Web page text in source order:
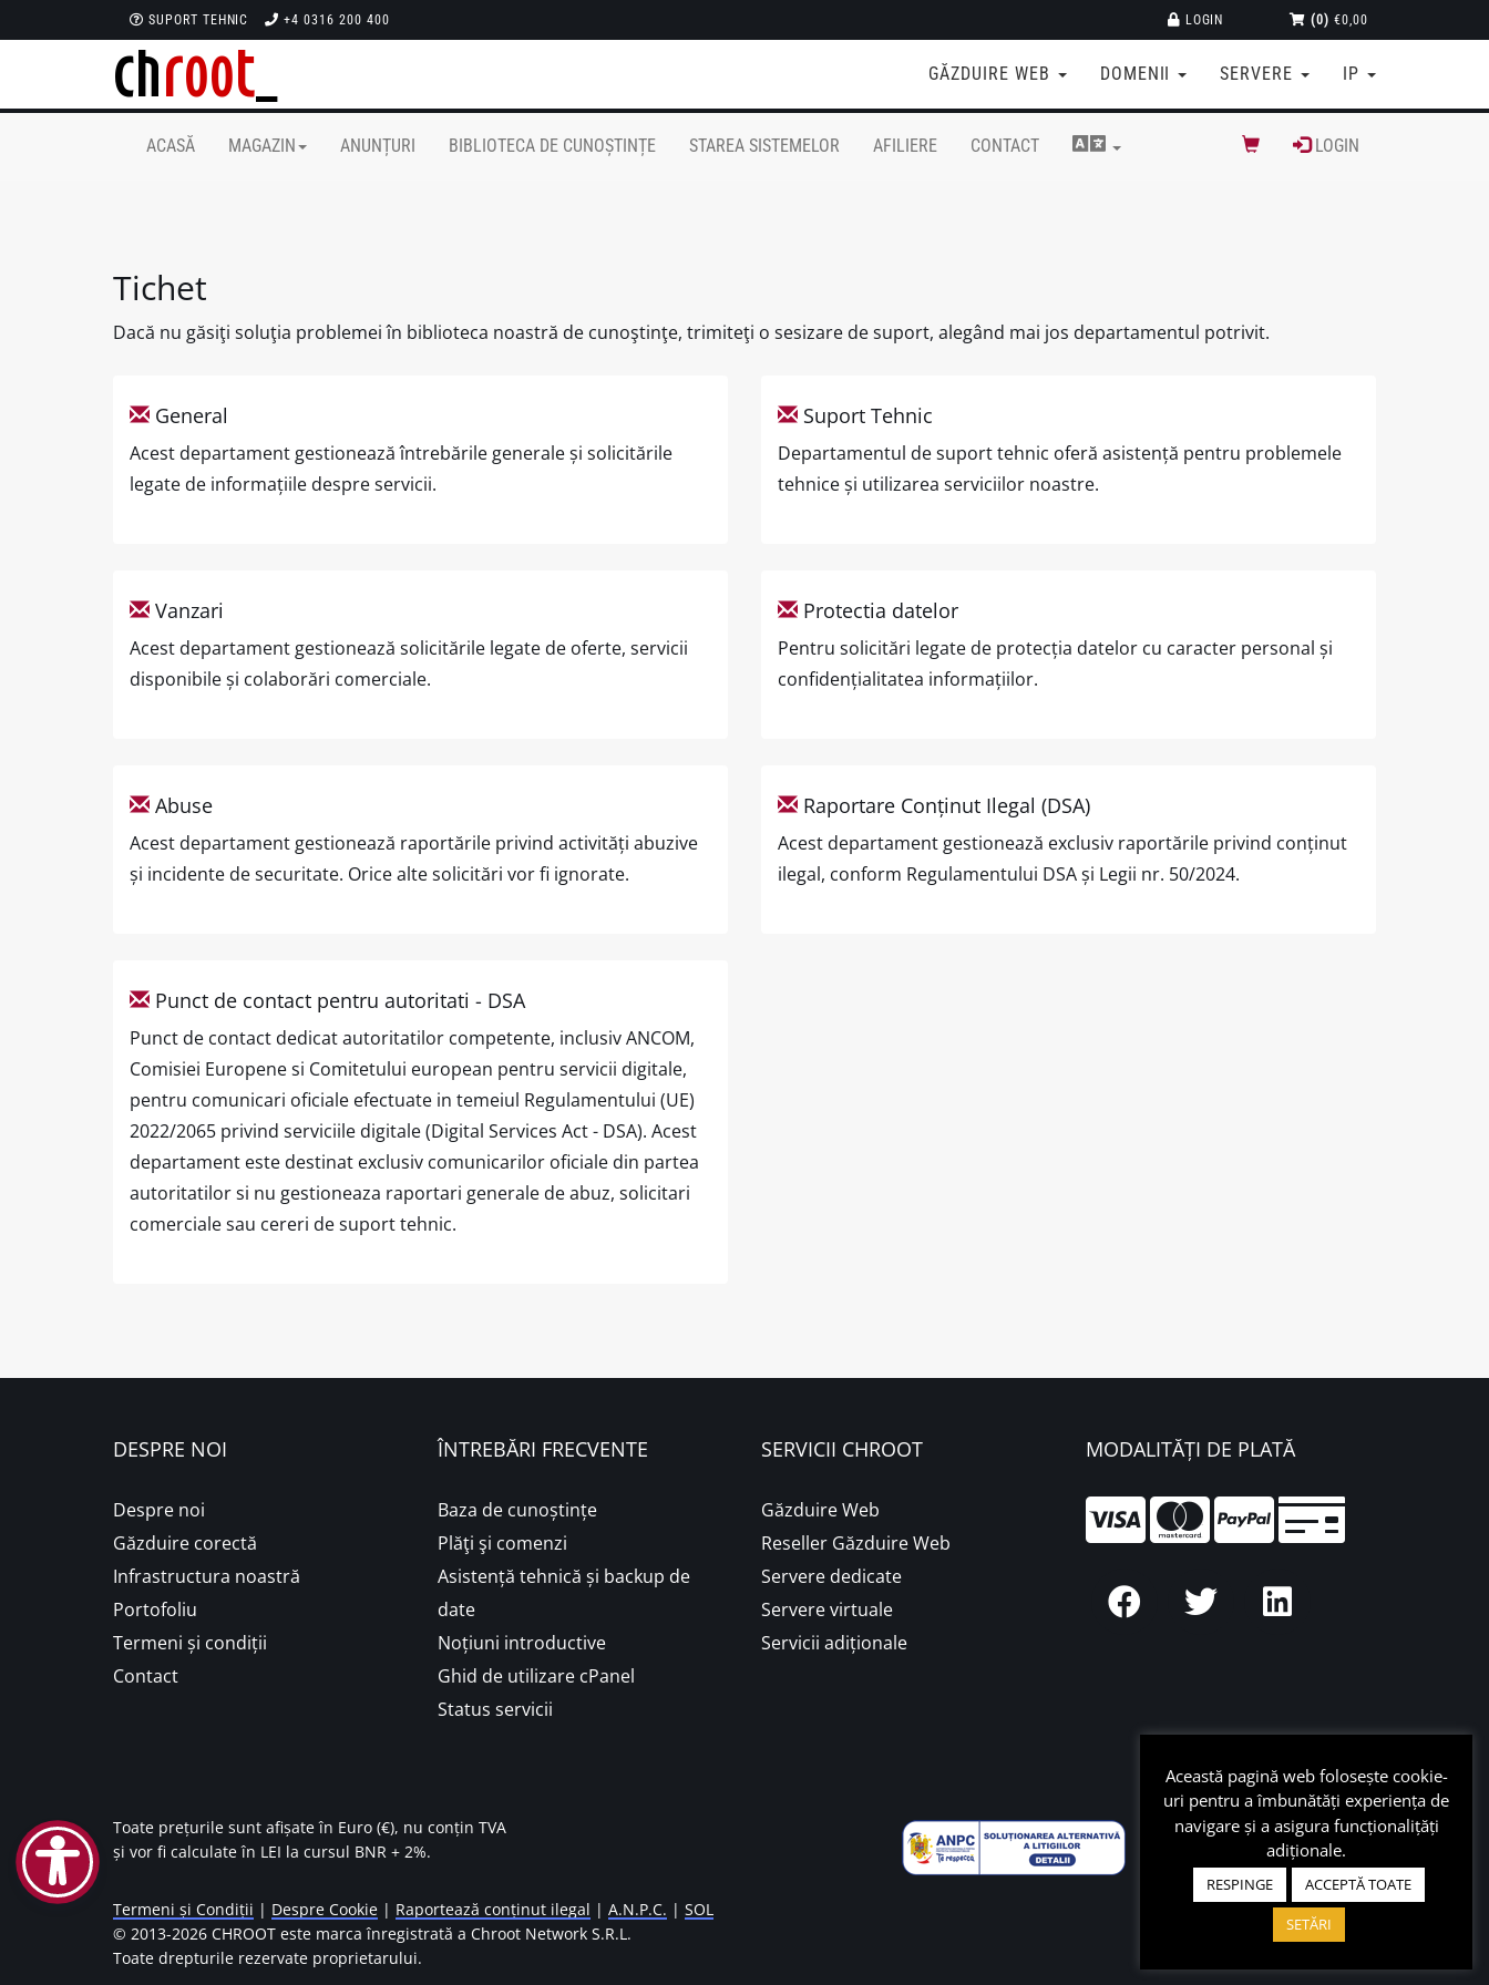
SUPORT TEHNIC +4 0316 200 400 (0) €0,00
LOGIN
GĂZDUIRE WEB DOMENII SERVERE IP
ACASĂ MAGAZIN ANUNȚURI BIBLIOTECA DE CUNOȘTINȚE STAREA SISTEMELOR AFILIERE CONTACT LOGIN
Tichet
Dacă nu găsiţi soluţia problemei în biblioteca noastră de cunoştinţe, trimiteţi o sesizare de suport, alegând mai jos departamentul potrivit.
General
Acest departament gestionează întrebările generale și solicitările
legate de informațiile despre servicii.
Suport Tehnic
Departamentul de suport tehnic oferă asistență pentru problemele
tehnice și utilizarea serviciilor noastre.
Vanzari
Acest departament gestionează solicitările legate de oferte, servicii
disponibile și colaborări comerciale.
Protectia datelor
Pentru solicitări legate de protecția datelor cu caracter personal și
confidențialitatea informațiilor.
Abuse
Acest departament gestionează raportările privind activități abuzive
și incidente de securitate. Orice alte solicitări vor fi ignorate.
Raportare Conținut Ilegal (DSA)
Acest departament gestionează exclusiv raportările privind conținut
ilegal, conform Regulamentului DSA și Legii nr. 50/2024.
Punct de contact pentru autoritati - DSA
Punct de contact dedicat autoritatilor competente, inclusiv ANCOM,
Comisiei Europene si Comitetului european pentru servicii digitale,
pentru comunicari oficiale efectuate in temeiul Regulamentului (UE)
2022/2065 privind serviciile digitale (Digital Services Act - DSA). Acest
departament este destinat exclusiv comunicarilor oficiale din partea
autoritatilor si nu gestioneaza raportari generale de abuz, solicitari
comerciale sau cereri de suport tehnic.
DESPRE NOI
Despre noi
Găzduire corectă
Infrastructura noastră
Portofoliu
Termeni și condiții
Contact
ÎNTREBĂRI FRECVENTE
Baza de cunoștințe
Plăţi şi comenzi
Asistență tehnică și backup de
date
Noțiuni introductive
Ghid de utilizare cPanel
Status servicii
SERVICII CHROOT
Găzduire Web
Reseller Găzduire Web
Servere dedicate
Servere virtuale
Servicii adiționale
MODALITĂȚI DE PLATĂ
Toate prețurile sunt afișate în Euro (€), nu conțin TVA
și vor fi calculate în LEI la cursul BNR + 2%.
Termeni și Condiții | Despre Cookie | Raportează conținut ilegal | A.N.P.C. | SOL
© 2013-2026 CHROOT este marca înregistrată a Chroot Network S.R.L.
Toate drepturile rezervate proprietarului.
Această pagină web folosește cookie-
uri pentru a îmbunătăți experiența de
navigare și a asigura funcționalițăți
adiționale.
RESPINGE
ACCEPTĂ TOATE
SETĂRI